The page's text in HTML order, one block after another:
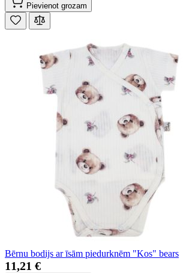
Pievienot grozam
Bērnu bodijs ar īsām piedurknēm "Kos" bears
11,21 €